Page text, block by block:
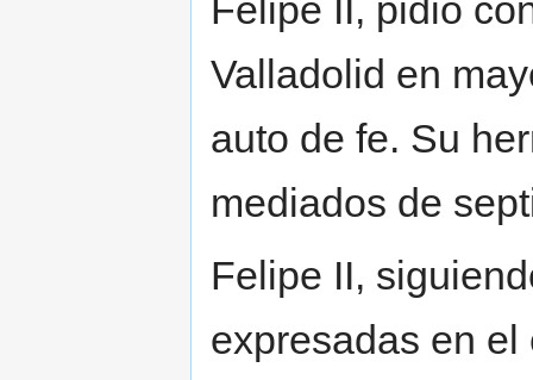
Felipe II, pidió
Valladolid en
auto de fe. Su
mediados de
Felipe II,
expresadas en